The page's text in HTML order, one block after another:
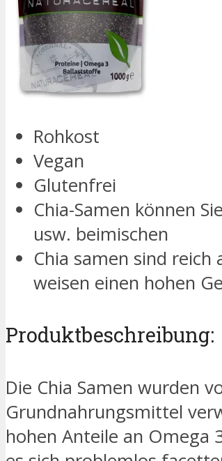
Rohkost
Vegan
Glutenfrei
Chia-Samen können
usw. beimischen
Chia samen sind
weisen einen hohen
Produktbeschreibung:
Die Chia Samen wurden
Grundnahrungsmittel
hohen Anteile an Omega